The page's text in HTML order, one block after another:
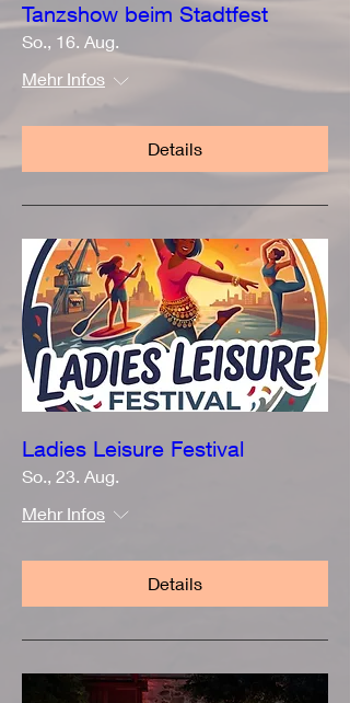
Tanzshow beim Stadtfest
So., 16. Aug.
Mehr Infos
Details
Ladies Leisure Festival
So., 23. Aug.
Mehr Infos
Details